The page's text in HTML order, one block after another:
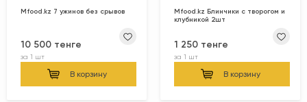
Mfood.kz 7 ужинов без срывов
10 500 тенге
за 1 шт
В корзину
Mfood.kz Блинчики с творогом и
клубникой 2шт
1 250 тенге
за 1 шт
В корзину